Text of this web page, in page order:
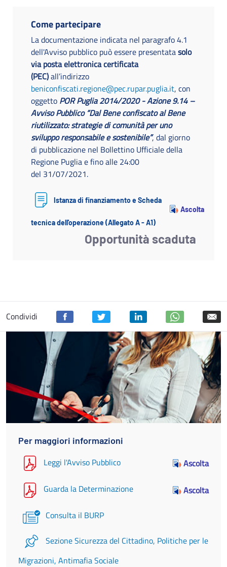
Come partecipare
La documentazione indicata nel paragrafo 4.1
dell'Avviso pubblico può essere presentatasolo
via posta elettronica certificata
(PEC)all’indirizzo
beniconfiscati.regione@pec.rupar.puglia.it, con
oggetto POR Puglia 2014/2020 - Azione 9.14 –
Avviso Pubblico “Dal Bene confiscato al Bene
riutilizzato: strategie di comunità per uno
sviluppo responsabile e sostenibile”, dal giorno
di pubblicazione nel Bollettino Ufficiale della
Regione Puglia e fino alle 24:00
del 31/07/2021.
Istanza di finanziamento e Scheda
tecnica dell'operazione (Allegato A - A1)
Ascolta
Opportunità scaduta
Condividi
Per maggiori informazioni
Leggi l'Avviso Pubblico Ascolta
Guarda la Determinazione Ascolta
Consulta il BURP
Sezione Sicurezza del Cittadino, Politiche per le
Migrazioni, Antimafia Sociale